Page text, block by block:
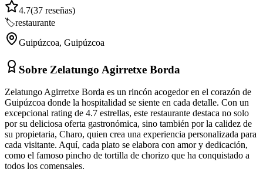
4.7(37 reseñas)
🏷️restaurante
Guipúzcoa, Guipúzcoa
Sobre Zelatungo Agirretxe Borda
Zelatungo Agirretxe Borda es un rincón acogedor en el corazón de
Guipúzcoa donde la hospitalidad se siente en cada detalle. Con un
excepcional rating de 4.7 estrellas, este restaurante destaca no solo
por su deliciosa oferta gastronómica, sino también por la calidez de
su propietaria, Charo, quien crea una experiencia personalizada para
cada visitante. Aquí, cada plato se elabora con amor y dedicación,
como el famoso pincho de tortilla de chorizo que ha conquistado a
todos los comensales.